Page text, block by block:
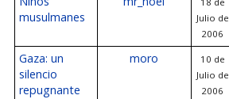
musulmanes
Julio de
2006
Gaza: un
silencio
repugnante
moro
10 de
Julio de
2006